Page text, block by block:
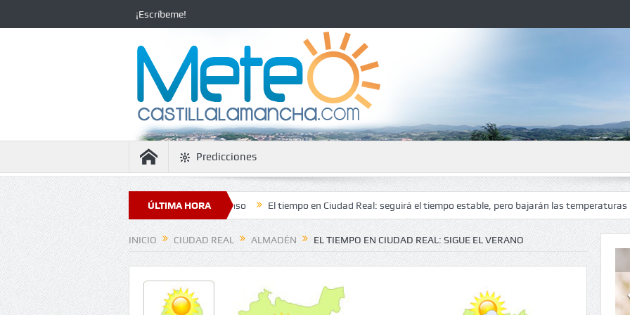
¡Escríbeme!
Predicciones
ÚLTIMA HORA
estabilidad con temperaturas en ascenso El tiempo en Ciudad Real: seguirá el tiempo estable, pero bajarán las temperaturas El
INICIO CIUDAD REAL ALMADÉN EL TIEMPO EN CIUDAD REAL: SIGUE EL VERANO